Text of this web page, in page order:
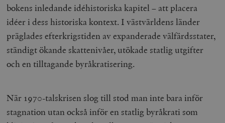
bokens inledande idéhistoriska kapitel – att placera
idéer i dess historiska kontext. I västvärldens länder
präglades efterkrigstiden av expanderade välfärdsstater,
ständigt ökande skattenivåer, utökade statlig utgifter
och en tilltagande byråkratisering.
När 1970-talskrisen slog till stod man inte bara inför
stagnation utan också inför en statlig byråkrati som